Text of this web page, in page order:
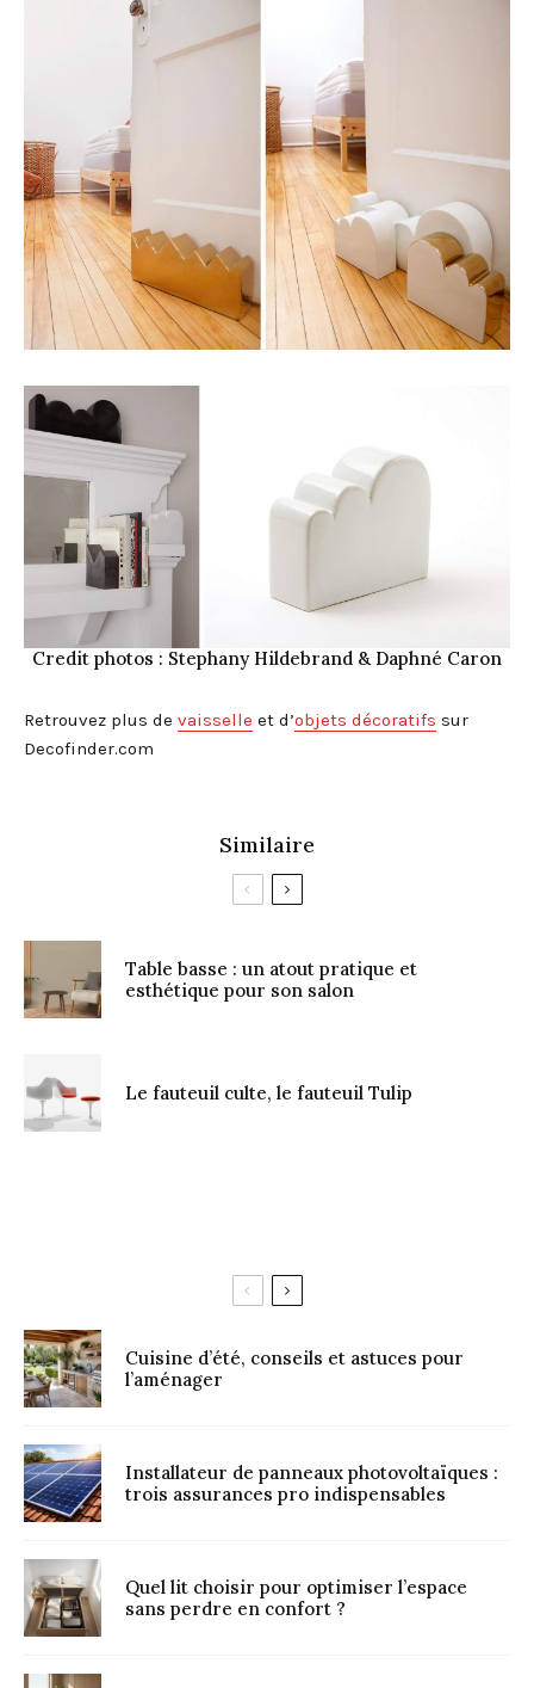
Credit photos : Stephany Hildebrand & Daphné Caron
Retrouvez plus de vaisselle et d’objets décoratifs sur
Decofinder.com
Similaire
Table basse : un atout pratique et
esthétique pour son salon
Le fauteuil culte, le fauteuil Tulip
Cuisine d’été, conseils et astuces pour
l’aménager
Installateur de panneaux photovoltaïques :
trois assurances pro indispensables
Quel lit choisir pour optimiser l’espace
sans perdre en confort ?